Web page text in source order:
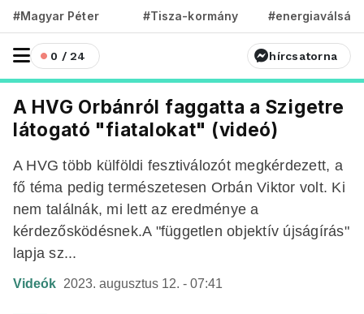
#Magyar Péter #Tisza-kormány #energiaválság
0 / 24 hírcsatorna
A HVG Orbánról faggatta a Szigetre
látogató "fiatalokat" (videó)
A HVG több külföldi fesztiválozót megkérdezett, a
fő téma pedig természetesen Orbán Viktor volt. Ki
nem találnák, mi lett az eredménye a
kérdezősködésnek.A "független objektív újságírás"
lapja sz...
Videók 2023. augusztus 12. - 07:41